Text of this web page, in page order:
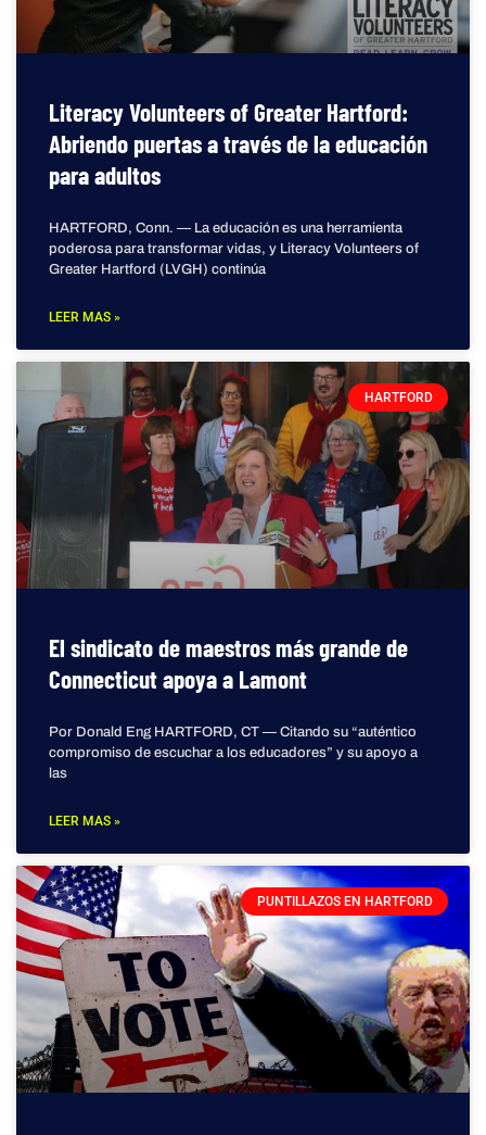
Literacy Volunteers of Greater Hartford:
Abriendo puertas a través de la educación
para adultos
HARTFORD, Conn. — La educación es una herramienta
poderosa para transformar vidas, y Literacy Volunteers of
Greater Hartford (LVGH) continúa
LEER MAS »
HARTFORD
El sindicato de maestros más grande de
Connecticut apoya a Lamont
Por Donald Eng HARTFORD, CT — Citando su “auténtico
compromiso de escuchar a los educadores” y su apoyo a
las
LEER MAS »
PUNTILLAZOS EN HARTFORD